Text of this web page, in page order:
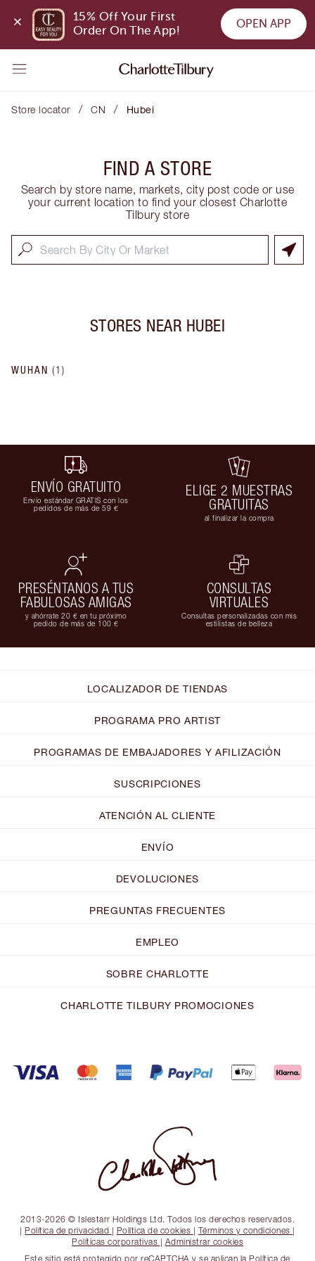
15% Off Your First
Order On The App!
OPEN APP
Store locator / CN / Hubei
FIND A STORE
Search by store name, markets, city post code or use
your current location to find your closest Charlotte
Tilbury store
STORES NEAR HUBEI
WUHAN (1)
ENVÍO GRATUITO
Envío estándar GRATIS con los
pedidos de más de 59 €
ELIGE 2 MUESTRAS
GRATUITAS
al finalizar la compra
PRESÉNTANOS A TUS
FABULOSAS AMIGAS
y ahórrate 20 € en tu próximo
pedido de más de 100 €
CONSULTAS
VIRTUALES
Consultas personalizadas con mis
estilistas de belleza
LOCALIZADOR DE TIENDAS
PROGRAMA PRO ARTIST
PROGRAMAS DE EMBAJADORES Y AFILIZACIÓN
SUSCRIPCIONES
ATENCIÓN AL CLIENTE
ENVÍO
DEVOLUCIONES
PREGUNTAS FRECUENTES
EMPLEO
SOBRE CHARLOTTE
CHARLOTTE TILBURY PROMOCIONES
2013-2026 © Islestarr Holdings Ltd. Todos los derechos reservados.
| Política de privacidad | Política de cookies | Términos y condiciones |
Políticas corporativas | Administrar cookies
Este sitio está protegido por reCAPTCHA y se aplican la Política de